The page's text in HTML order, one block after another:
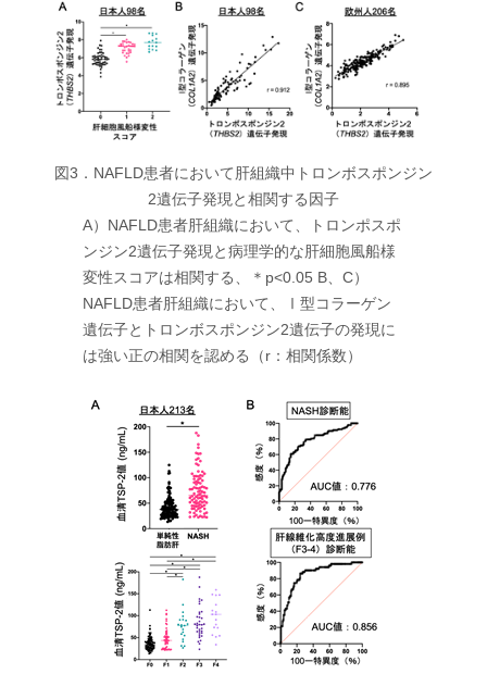
図3．NAFLD患者において肝組織中トロンボスポンジン
2遺伝子発現と相関する因子
A）NAFLD患者肝組織において、トロンポスポ
ンジン2遺伝子発現と病理学的な肝細胞風船様
変性スコアは相関する、＊p<0.05 B、C）
NAFLD患者肝組織において、Ⅰ型コラーゲン
遺伝子とトロンボスポンジン2遺伝子の発現に
は強い正の相関を認める（r：相関係数）